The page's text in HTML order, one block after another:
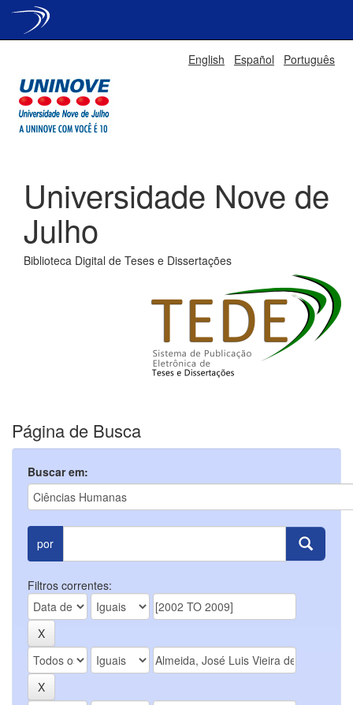
English Español Português
Universidade Nove de
Julho
Biblioteca Digital de Teses e Dissertações
Página de Busca
Buscar em:
por
Filtros correntes: